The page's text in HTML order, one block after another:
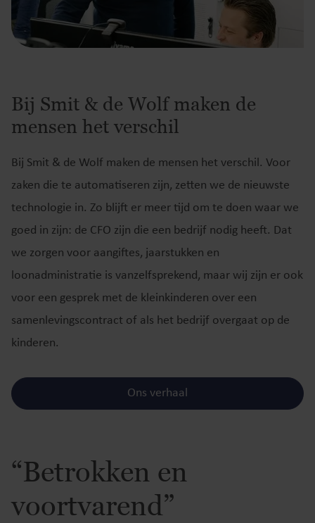
Bij Smit & de Wolf maken de
mensen het verschil
Bij Smit & de Wolf maken de mensen het verschil. Voor
zaken die te automatiseren zijn, zetten we de nieuwste
technologie in. Zo blijft er meer tijd om te doen waar we
goed in zijn: de CFO zijn die een bedrijf nodig heeft. Dat
we zorgen voor aangiftes, jaarstukken en
loonadministratie is vanzelfsprekend, maar wij zijn er ook
voor een gesprek met de kleinkinderen over een
samenlevingscontract of als het bedrijf overgaat op de
kinderen.
Ons verhaal
“Betrokken en
voortvarend”